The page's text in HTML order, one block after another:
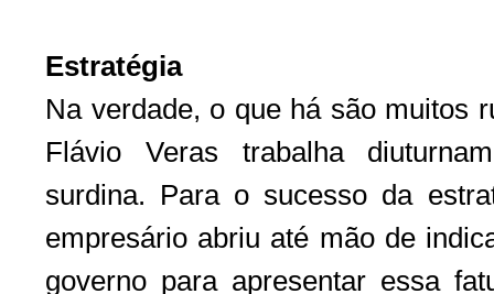
Estratégia
Na verdade, o que há são muitos
Flávio Veras trabalha
surdina. Para o sucesso da
empresário abriu até mão de
governo para apresentar essa